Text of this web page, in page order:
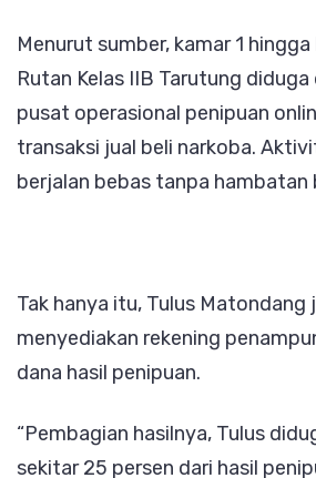
Menurut sumber, kamar 1
Rutan Kelas IIB Tarutung
pusat operasional penipuan
transaksi jual beli narkoba.
berjalan bebas tanpa hambatan
Tak hanya itu, Tulus Matondang
menyediakan rekening
dana hasil penipuan.
“Pembagian hasilnya, Tulus
sekitar 25 persen dari hasil